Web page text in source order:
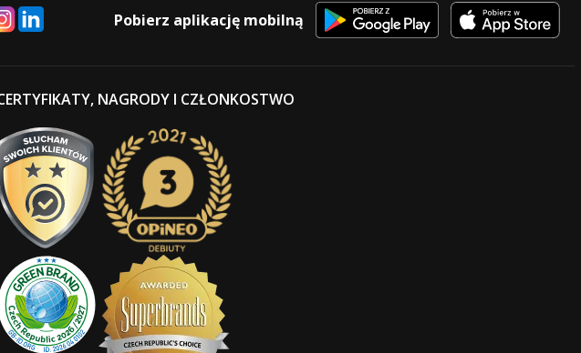
Pobierz aplikację mobilną
NAGRODY I CZŁONKOSTWO